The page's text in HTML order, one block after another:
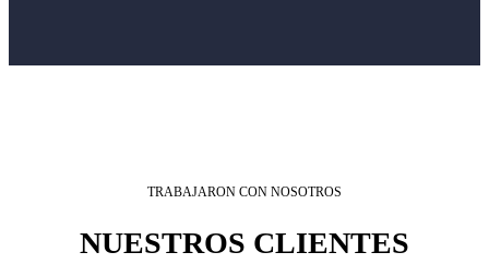
TRABAJARON CON NOSOTROS
NUESTROS CLIENTES